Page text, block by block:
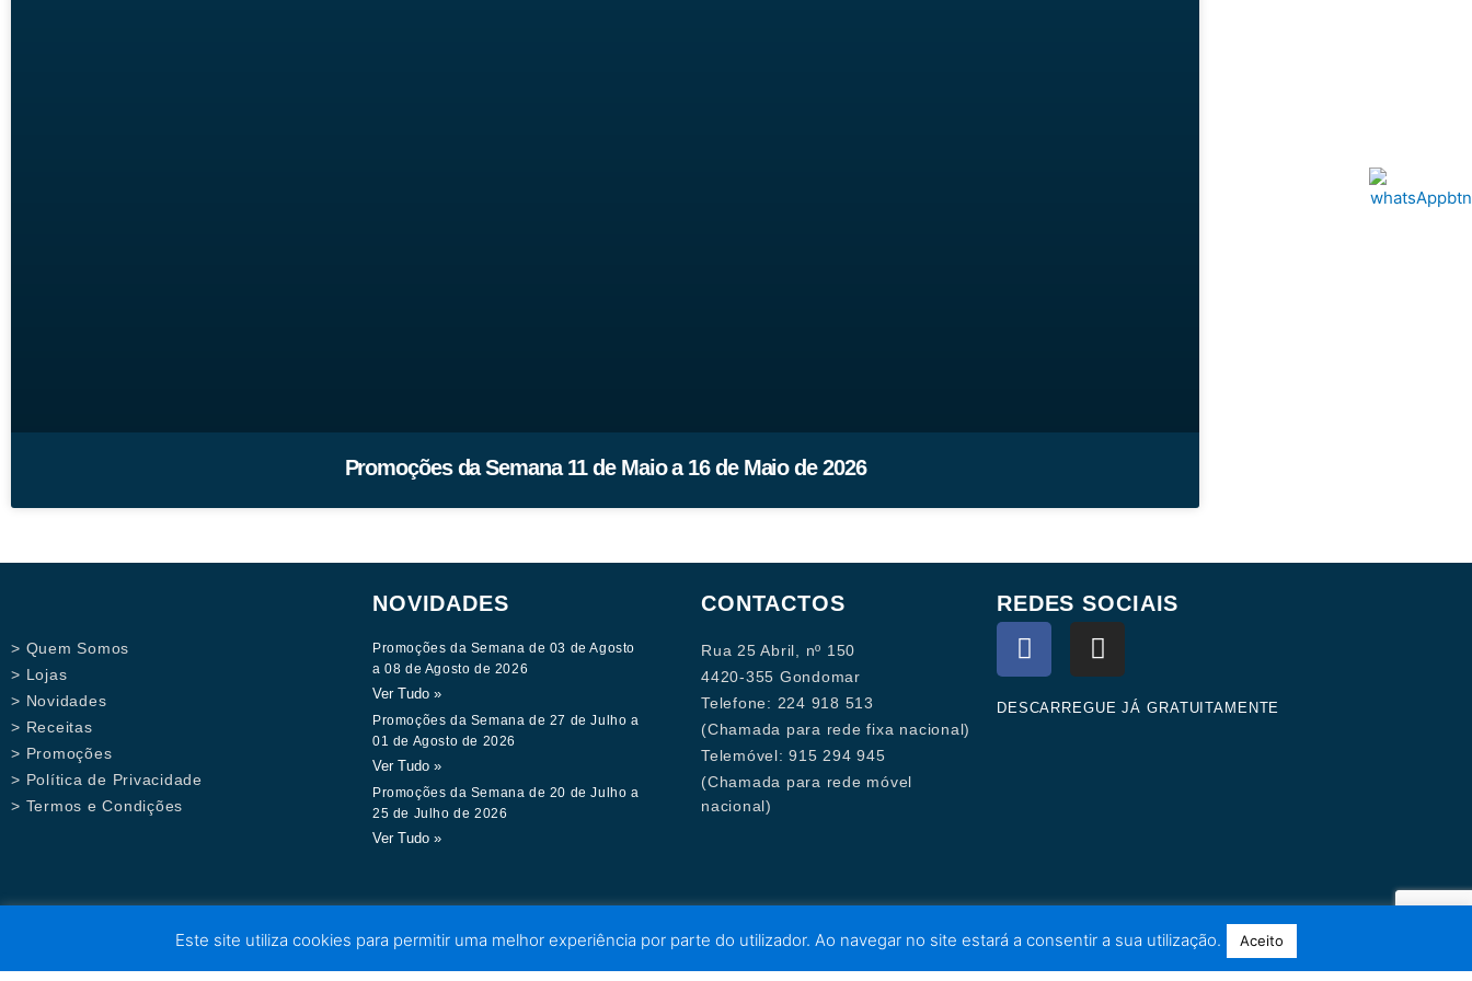
Promoções da Semana 11 de Maio a 16 de Maio de 2026
> Quem Somos
> Lojas
> Novidades
> Receitas
> Promoções
> Política de Privacidade
> Termos e Condições
NOVIDADES
Promoções da Semana de 03 de Agosto
a 08 de Agosto de 2026
Ver Tudo »
Promoções da Semana de 27 de Julho a
01 de Agosto de 2026
Ver Tudo »
Promoções da Semana de 20 de Julho a
25 de Julho de 2026
Ver Tudo »
CONTACTOS
Rua 25 Abril, nº 150
4420-355 Gondomar
Telefone: 224 918 513
(Chamada para rede fixa nacional)
Telemóvel: 915 294 945
(Chamada para rede móvel
nacional)
REDES SOCIAIS
F
a
c
e
I
n
s
t
DESCARREGUE JÁ GRATUITAMENTE
Este site utiliza cookies para permitir uma melhor experiência por parte do utilizador. Ao navegar no site estará a consentir a sua utilização. Aceito